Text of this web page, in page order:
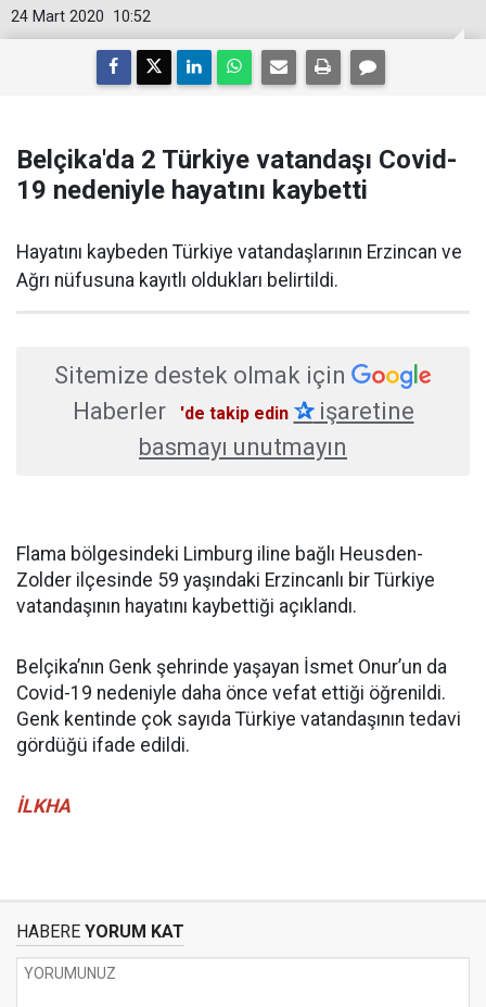
10:52
24 Mart 2020
Belçika'da 2 Türkiye vatandaşı Covid-
19 nedeniyle hayatını kaybetti
Hayatını kaybeden Türkiye vatandaşlarının Erzincan ve
Ağrı nüfusuna kayıtlı oldukları belirtildi.
Sitemize destek olmak için
Haberler
'de takip edin ✰işaretine
basmayı unutmayın
Flama bölgesindeki Limburg iline bağlı Heusden-
Zolder ilçesinde 59 yaşındaki Erzincanlı bir Türkiye
vatandaşının hayatını kaybettiği açıklandı.
Belçika’nın Genk şehrinde yaşayan İsmet Onur’un da
Covid-19 nedeniyle daha önce vefat ettiği öğrenildi.
Genk kentinde çok sayıda Türkiye vatandaşının tedavi
gördüğü ifade edildi.
İLKHA
HABERE YORUM KAT